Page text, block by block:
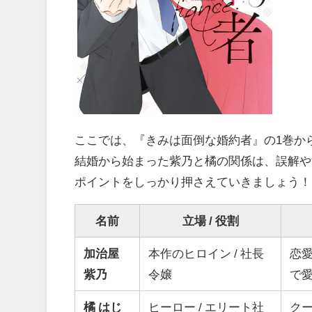
ここでは、『きみは面倒な婚約者』の1巻
結婚から始まった紫乃と橘の関係は、誤解
ポイントをしっかり押さえていきましょう！
名前 立場 / 役割
加治屋
紫乃
本作のヒロイン / 社長
令嬢
恋
で
橘 はじ ヒーロー / エリート社 ク